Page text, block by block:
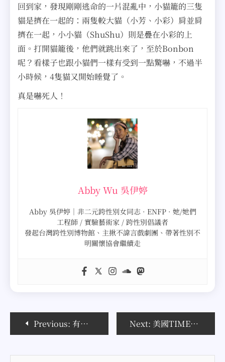
回到家，發現剛剛逃命的一片混亂中，小貓籠的三隻
貓是擠在一起的：兩隻較大貓（小芳、小彩）肩並肩
擠在一起，小小貓（ShuShu）則是疊在小彩的上
面。打開貓籠後，他們就跳出來了，至於Bonbon
呢？看樣子也跟小貓們一樣有受到一點驚嚇，不過半
小時候，4隻貓又開始睡覺了。
真是嚇死人！
Abby Wu 吳伊婷
Abby 吳伊婷｜非二元跨性別女同志 · ENFP · 她/她們
工程師 / 實驗藝術家 / 跨性別倡議者
發起台灣跨性別博物館、主揪不諱言戲劇團、帶著性別不
明關懷協會繼續走
Previous: 有趣的新聞 – 伊朗Twitter串連 美國相挺 Next: 美國TIME新雜誌-Mine線上雜誌